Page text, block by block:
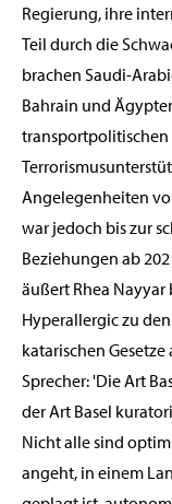
Regierung, ihre
Teil durch die
brachen Saudi-
Bahrain und
transportpolitischen
Angelegenheiten
war jedoch bis zur
Beziehungen ab
äußert Rhea Nayyar
Hyperallergic zu
katarischen
Sprecher: 'Die Art
der Art Basel
Nicht alle sind
angeht, in einem